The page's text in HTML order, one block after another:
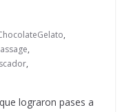
,
,
,
lograron pases a